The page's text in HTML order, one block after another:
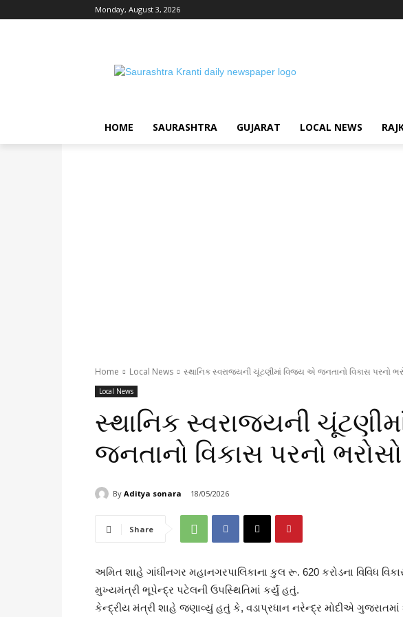
Monday, August 3, 2026
HOME SAURASHTRA GUJARAT LOCAL NEWS
Home Local News સ્થાનિક સ્વરાજ્યની ચૂંટણીમાં વિજય એ જનતાનો વિકાસ પરનો
Local News
સ્થાનિક સ્વરાજ્યની
જનતાનો વિકાસ પરનો
By Aditya sonara 18/05/2026
Share
અમિત શાહે ગાંધીનગર મહાનગરપાલિકાના કુલ રૂ. 620 કરોડના વિવિધ
મુખ્યમંત્રી ભૂપેન્દ્ર પટેલની ઉપસ્થિતિમાં કર્યું હતું.
કેન્દ્રીય મંત્રી શાહે જણાવ્યું હતું કે, વડાપ્રધાન નરેન્દ્ર મોદીએ